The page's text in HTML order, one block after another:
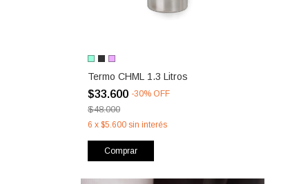
Termo CHML 1.3 Litros
$33.600 -30% OFF
$48.000
6 x $5.600 sin interés
Comprar